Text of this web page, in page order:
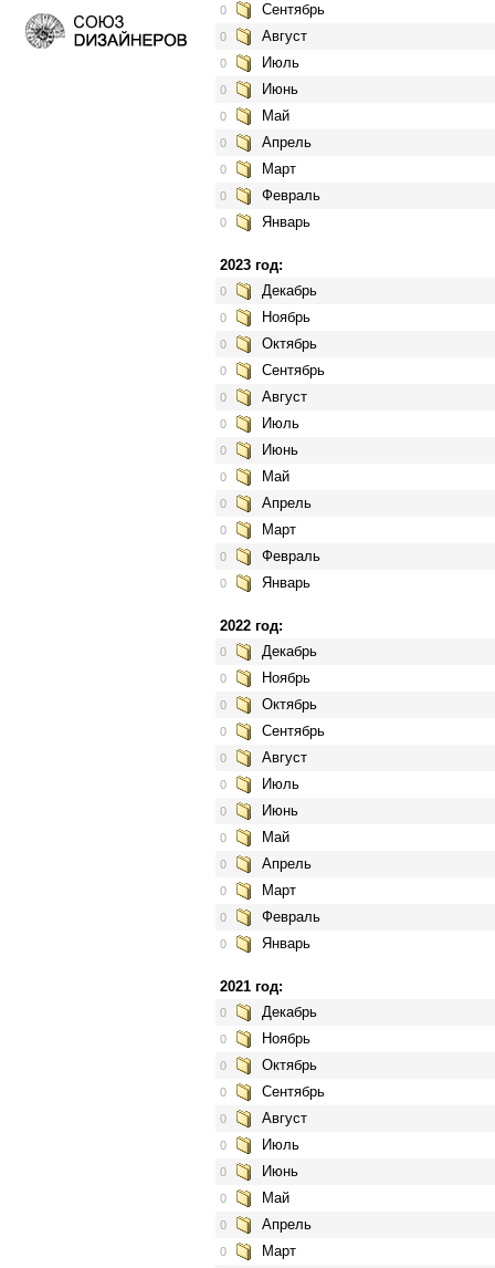
0 Сентябрь
0 Август
0 Июль
0 Июнь
0 Май
0 Апрель
0 Март
0 Февраль
0 Январь
2023 год:
0 Декабрь
0 Ноябрь
0 Октябрь
0 Сентябрь
0 Август
0 Июль
0 Июнь
0 Май
0 Апрель
0 Март
0 Февраль
0 Январь
2022 год:
0 Декабрь
0 Ноябрь
0 Октябрь
0 Сентябрь
0 Август
0 Июль
0 Июнь
0 Май
0 Апрель
0 Март
0 Февраль
0 Январь
2021 год:
0 Декабрь
0 Ноябрь
0 Октябрь
0 Сентябрь
0 Август
0 Июль
0 Июнь
0 Май
0 Апрель
0 Март